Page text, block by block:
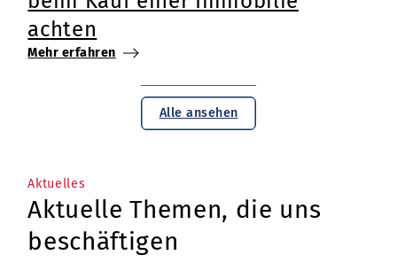
achten
Mehr erfahren
Alle ansehen
Aktuelles
Aktuelle Themen, die uns
beschäftigen